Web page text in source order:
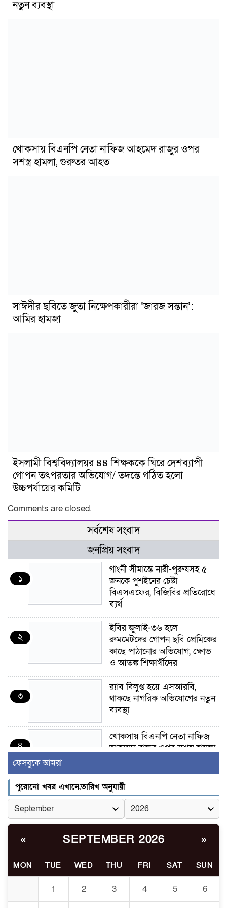
নতুন ব্যবস্থা
খোকসায় বিএনপি নেতা নাফিজ আহমেদ রাজুর ওপর
সশস্ত্র হামলা, গুরুতর আহত
সাঈদীর ছবিতে জুতা নিক্ষেপকারীরা ‘জারজ সন্তান’:
আমির হামজা
ইসলামী বিশ্ববিদ্যালয়র ৪৪ শিক্ষককে ঘিরে দেশব্যাপী
গোপন তৎপরতার অভিযোগ/ তদন্তে গঠিত হলো
উচ্চপর্যায়ের কমিটি
Comments are closed.
সর্বশেষ সংবাদ
জনপ্রিয় সংবাদ
১
গাংনী সীমান্তে নারী-পুরুষসহ ৫
জনকে পুশইনের চেষ্টা
বিএসএফের, বিজিবির প্রতিরোধে
ব্যর্থ
২
ইবির জুলাই-৩৬ হলে
রুমমেটদের গোপন ছবি প্রেমিকের
কাছে পাঠানোর অভিযোগ, ক্ষোভ
ও আতঙ্ক শিক্ষার্থীদের
৩
র‍্যাব বিলুপ্ত হয়ে এসআরবি,
থাকছে নাগরিক অভিযোগের নতুন
ব্যবস্থা
৪
খোকসায় বিএনপি নেতা নাফিজ
আহমেদ রাজুর ওপর সশস্ত্র হামলা,
৫
সাঈদীর ছবিতে জুতা
নিক্ষেপকারীরা ‘জারজ সন্তান’:
আমির হামজা
৬
ইসলামী বিশ্ববিদ্যালয়র ৪৪
তৎপরতার অভিযোগ/ তদন্তে
গঠিত হলো উচ্চপর্যায়ের কমিটি
৭
মাত্র ৯১ টন ভারতীয় মরিচেই
ফেসবুকে আমরা
পুরোনো খবর এখানে,তারিখ অনুযায়ী
« SEPTEMBER 2026 »
MON TUE WED THU FRI SAT SUN
1 2 3 4 5 6